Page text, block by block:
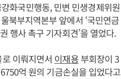
화국민행동, 민변 민생경제위원
북부지역본부 앞에서 ‘국민연금
행사 촉구 기자회견’을 열었다.
이뤄지면서 이재용부회장이 3
억 원의 기금손실을 입었다고